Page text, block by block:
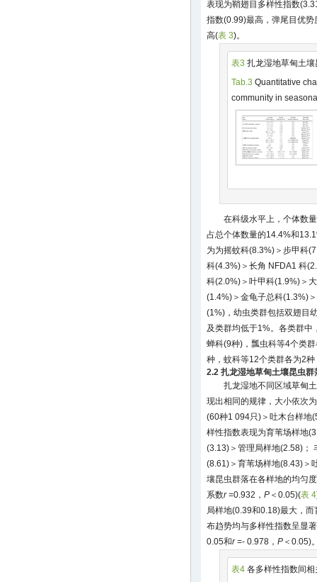
表现为鞘翅目多样性指数
指数(0.99)最高，弹尾目优
高(表 3)。
表3 扎龙湿地草甸土
Tab.3 Quantitative
community in
在科级水平上，个体数
占总个体数量的14.4%和
为为摇蚊科(8.3%)＞步甲科
科(4.3%)＞长角 NFDA1 科
科(2.0%)＞叶甲科(1.9%)＞
(1.4%)＞金龟子总科(1.3%)
(1%)，幼虫类群包括双翅目
及类群均低于1%。各类群
蝉科(9种)，瓢虫科等4个类
种，蚊科等12个类群各为2
2.2 扎龙湿地草甸土壤昆虫
扎龙湿地不同区域草甸
现出相同的规律，大小依次
(60种1 094只)＞吐木台样地
样性指数表现为育苇场样地
(3.13)＞管理局样地(2.58)；
(8.61)＞育苇场样地(8.43)＞
壤昆虫群落在各样地的均匀
系数r=0.932， P ＜0.05)(表 4
局样地(0.39和0.18)最大，
布趋势均与多样性指数呈显
0.05和r=- 0.978， P ＜0.05)
表4 各多样性指数间相